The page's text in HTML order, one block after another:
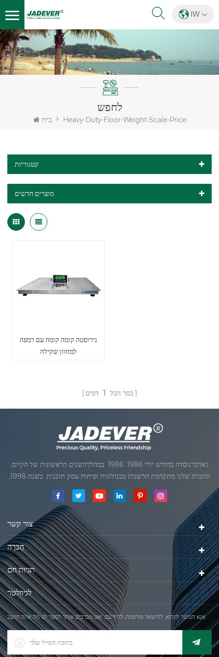
IW
לחפש
בית Heavy-Duty-Floor-Weight-Scale-Price
קטגוריות
מוצרים חדשים
נירוסטה קומה קומה עם רמפה
למחוון שקילה
בסך הכל 1 דפים
ג'אדברנוסדה בחודש יולי 1986. 1986. במהלךהשנים הראשונות של הקיום,
החברה שלנו מתקדמת חדשנות טכנולוגית ופיתוח עסק תוכנית. בשנת 1998,
החברה שלנו השיגה את המטרה האיכותי, כאשר הראשון של המוצרים שלנו
ג'אדברסולם ושות 'בע"מהיה
צור קשר
חֶברָה
תגיות חם
לניוזלטר
אנא המשך לקרוא, להישאר פורסמה, להירשם, ואנו מברכים אותך לספר לנו מה אתה חושב.